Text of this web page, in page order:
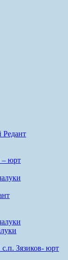
– юрт
Зязиков- юрт